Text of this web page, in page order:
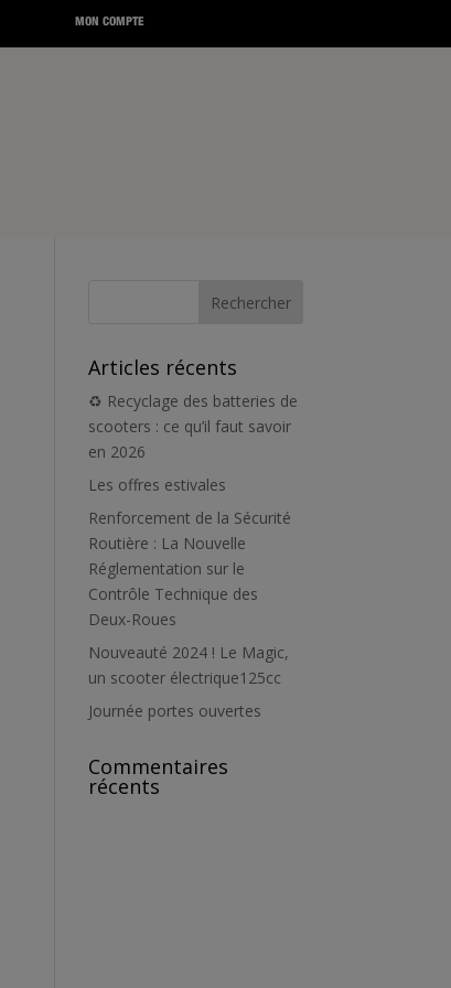
MON COMPTE
Articles récents
♻️ Recyclage des batteries de
scooters : ce qu’il faut savoir
en 2026
Les offres estivales
Renforcement de la Sécurité
Routière : La Nouvelle
Réglementation sur le
Contrôle Technique des
Deux-Roues
Nouveauté 2024 ! Le Magic,
un scooter électrique125cc
Journée portes ouvertes
Commentaires
récents